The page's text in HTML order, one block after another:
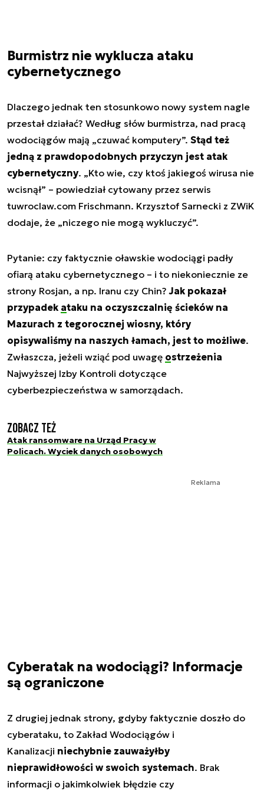
Burmistrz nie wyklucza ataku
cybernetycznego
Dlaczego jednak ten stosunkowo nowy system nagle
przestał działać? Według słów burmistrza, nad pracą
wodociągów mają „czuwać komputery”. Stąd też
jedną z prawdopodobnych przyczyn jest atak
cybernetyczny. „Kto wie, czy ktoś jakiegoś wirusa nie
wcisnął” – powiedział cytowany przez serwis
tuwroclaw.com Frischmann. Krzysztof Sarnecki z ZWiK
dodaje, że „niczego nie mogą wykluczyć”.
Pytanie: czy faktycznie oławskie wodociągi padły
ofiarą ataku cybernetycznego – i to niekoniecznie ze
strony Rosjan, a np. Iranu czy Chin?Jak pokazał
przypadek ataku na oczyszczalnię ścieków na
Mazurach z tegorocznej wiosny, który
opisywaliśmy na naszych łamach, jest to możliwe.
Zwłaszcza, jeżeli wziąć pod uwagę ostrzeżenia
Najwyższej Izby Kontroli dotyczące
cyberbezpieczeństwa w samorządach.
Zobacz też
Atak ransomware na Urząd Pracy w
Policach. Wyciek danych osobowych
Reklama
Cyberatak na wodociągi? Informacje
są ograniczone
Z drugiej jednak strony, gdyby faktycznie doszło do
cyberataku, to Zakład Wodociągów i
Kanalizacji niechybnie zauważyłby
nieprawidłowości w swoich systemach. Brak
informacji o jakimkolwiek błędzie czy